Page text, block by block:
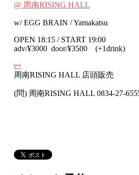
@ 周南RISING HALL
w/ EGG BRAIN / Yamakatsu
OPEN 18:15 / START 19:00
adv/¥3000 door/¥3500 (+1drink)
e+
周南RISING HALL 店頭販売
(問) 周南RISING HALL 0834-27-